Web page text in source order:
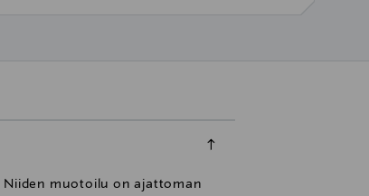
muotoilu on ajattoman